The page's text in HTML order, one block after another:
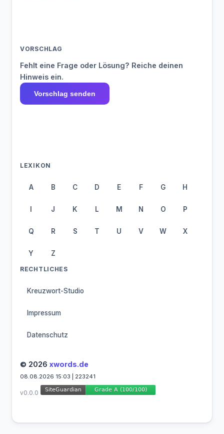
VORSCHLAG
Fehlt eine Frage oder Lösung? Reiche deinen
Hinweis ein.
Vorschlag senden
LEXIKON
A B C D E F G H
I J K L M N O P
Q R S T U V W X
Y Z
RECHTLICHES
Kreuzwort-Studio
Impressum
Datenschutz
© 2026 xwords.de
08.08.2026 15:03 | 223241
v0.0.0